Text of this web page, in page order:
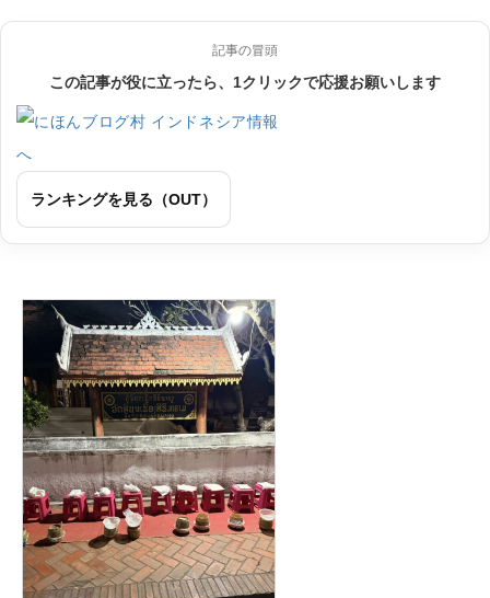
記事の冒頭
この記事が役に立ったら、1クリックで応援お願いします
ランキングを見る（OUT）